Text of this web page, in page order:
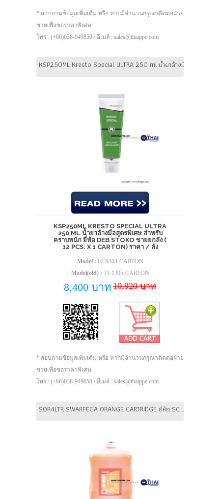
* สอบถามข้อมูลเพิ่มเติม หรือ หากมีจำนวนกรุณาติดต่อฝ่าย
ขายเพื่อขอราคาพิเศษ
โทร : (+66)038-949850 / อีเมล์ : sales@thaippe.com
KSP250ML Kresto Special ULTRA 250 ml.น้ำยาล้างมือสูตรพิเศ
KSP250ML KRESTO SPECIAL ULTRA
250 ML.น้ำยาล้างมือสูตรพิเศษ สำหรับ
คราบหนัก ยี่ห้อ DEB STOKO ขายยกลัง (
12 PCS. X 1 CARTON) ราคา / ลัง
Model : 02-9303-CARTON
Model(old) : 73-1305-CARTON
8,400 บาท 10,920 บาท
* สอบถามข้อมูลเพิ่มเติม หรือ หากมีจำนวนกรุณาติดต่อฝ่าย
ขายเพื่อขอราคาพิเศษ
โทร : (+66)038-949850 / อีเมล์ : sales@thaippe.com
SOR4LTR SWARFEGA ORANGE CARTRIDGE ยี่ห้อ SC Johnson